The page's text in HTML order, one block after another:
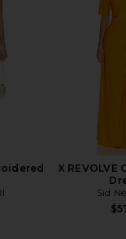
X REVOLVE
Sid